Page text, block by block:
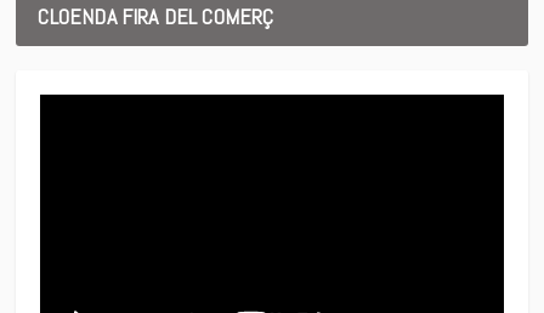
CLOENDA FIRA DEL COMERÇ